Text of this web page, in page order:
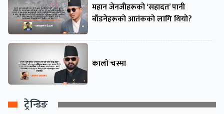
महान जेनजीहरूको ‘सहादत’ पानी
बाँडनेहरूको आतंकको लागि थियो?
कालो चस्मा
ट्रेन्डिङ